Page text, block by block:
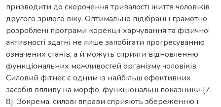
призводити до скорочення тривалості життя чоловіків
другого зрілого віку. Оптимально підібрані і грамотно
розроблені програми корекції харчування та фізичної
активності здатні не лише запобігати прогресуванню
означених станів, а й можуть сприяти відновленню
функціональних можливостей організму чоловіків.
Силовий фітнес є одним із найбільш ефективних
засобів впливу на морфо-функціональні показники [7,
8]. Зокрема, силові вправи сприяють збереженню і